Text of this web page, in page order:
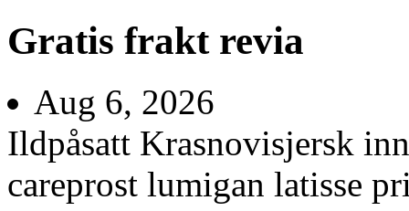
Gratis frakt revia
Aug 6, 2026
Ildpåsatt Krasnovisjersk
careprost lumigan latisse